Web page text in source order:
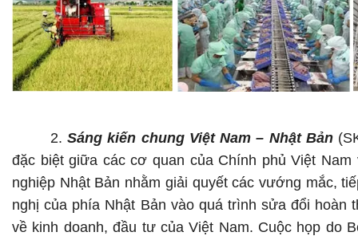
2. Sáng kiến chung Việt Nam – Nhật Bản
đặc biệt giữa các cơ quan của Chính phủ Việt Nam
nghiệp Nhật Bản nhằm giải quyết các vướng mắc,
nghị của phía Nhật Bản vào quá trình sửa đổi hoàn
về kinh doanh, đầu tư của Việt Nam. Cuộc họp do